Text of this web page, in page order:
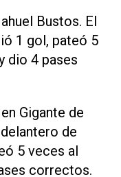
Bustos. El
1 gol, pateó 5
dio 4 pases
Gigante de
de
5 veces al
correctos.